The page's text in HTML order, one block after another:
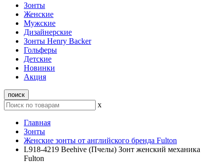
Зонты
Женские
Мужские
Дизайнерские
Зонты Henry Backer
Гольферы
Детские
Новинки
Акция
поиск
x
Главная
Зонты
Женские зонты от английского бренда Fulton
L918-4219 Beehive (Пчелы) Зонт женский механика
Fulton